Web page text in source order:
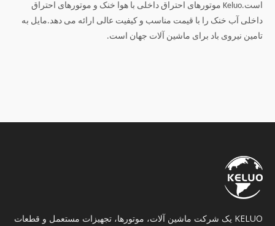
است.Keluo موتورهای احتراق داخلی با هوا خنک و موتورهای احتراق
داخلی آب خنک را با قیمت مناسب و کیفیت عالی ارائه می دهد.مایل به
تامین نیروی باد برای ماشین آلات جهان است.
KELUO یک شرکت ماشین آلات، موتورها، تجهیزات مستعمل و قطعات